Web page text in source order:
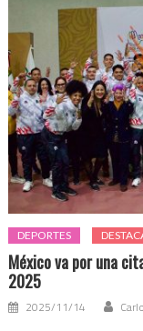
DEPORTES
México va por una
2025
2025/11/14